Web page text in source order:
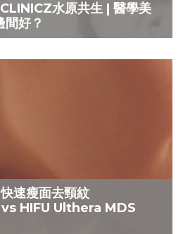
水原共生 | 醫學美
間好？
速瘦面去頸紋
HIFU Ulthera MDS